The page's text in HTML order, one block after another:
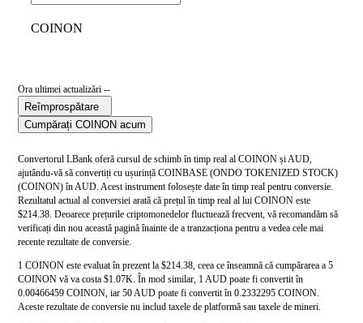
COINON
Ora ultimei actualizări --
Reîmprospătare
Cumpărați COINON acum
Convertorul LBank oferă cursul de schimb în timp real al COINON și AUD,
ajutându-vă să convertiți cu ușurință COINBASE (ONDO TOKENIZED STOCK)
(COINON) în AUD. Acest instrument folosește date în timp real pentru conversie.
Rezultatul actual al conversiei arată că prețul în timp real al lui COINON este
$214.38. Deoarece prețurile criptomonedelor fluctuează frecvent, vă recomandăm să
verificați din nou această pagină înainte de a tranzacționa pentru a vedea cele mai
recente rezultate de conversie.
1 COINON este evaluat în prezent la $214.38, ceea ce înseamnă că cumpărarea a 5
COINON vă va costa $1.07K. În mod similar, 1 AUD poate fi convertit în
0.00466459 COINON, iar 50 AUD poate fi convertit în 0.2332295 COINON.
Aceste rezultate de conversie nu includ taxele de platformă sau taxele de mineri.